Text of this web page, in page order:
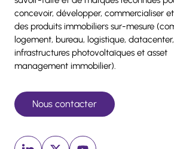
concevoir, développer, commercialiser
des produits immobiliers sur-mesure
logement, bureau, logistique, datacenter,
infrastructures photovoltaïques et asset
management immobilier).
Nous contacter